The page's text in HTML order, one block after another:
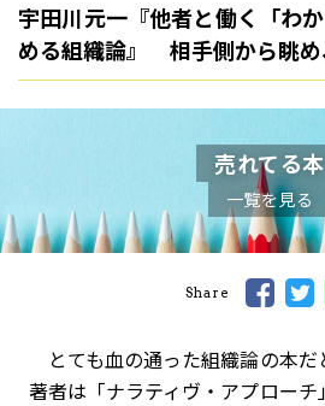
宇田川元一『他者と働く「わ
める組織論』 相手側から眺め
売れてる本
一覧を見る
Share
とても血の通った組織論の本だ
著者は「ナラティヴ・アプローチ